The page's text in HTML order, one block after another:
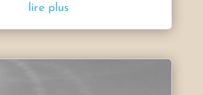
lire plus